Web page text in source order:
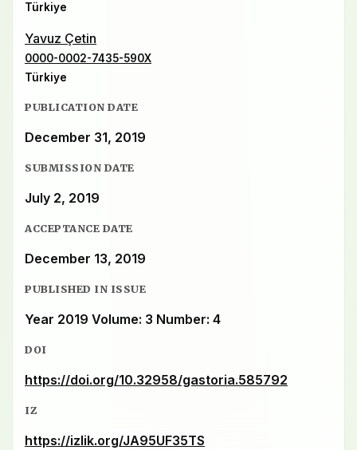
Türkiye
Yavuz Çetin
0000-0002-7435-590X
Türkiye
PUBLICATION DATE
December 31, 2019
SUBMISSION DATE
July 2, 2019
ACCEPTANCE DATE
December 13, 2019
PUBLISHED IN ISSUE
Year 2019 Volume: 3 Number: 4
DOI
https://doi.org/10.32958/gastoria.585792
IZ
https://izlik.org/JA95UF35TS